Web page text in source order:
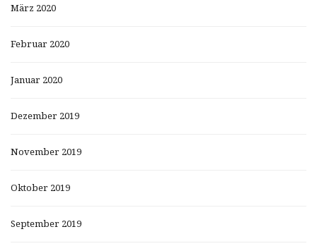
März 2020
Februar 2020
Januar 2020
Dezember 2019
November 2019
Oktober 2019
September 2019